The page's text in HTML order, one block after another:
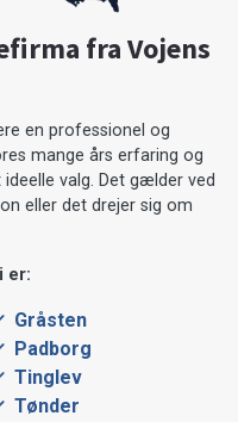
fra Vojens
en professionel og
mange års erfaring og
valg. Det gælder ved
eller det drejer sig om
er:
Gråsten
Padborg
Tinglev
Tønder